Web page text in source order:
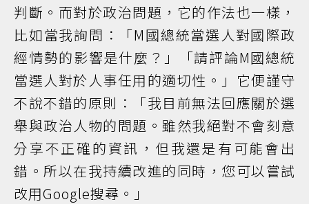
判斷。而對於政治問題，它的作法也一樣，
比如當我詢問：「M國總統當選人對國際政
經情勢的影響是什麼？」「請評論M國總統
當選人對於人事任用的適切性。」它便謹守
不說不錯的原則：「我目前無法回應關於選
舉與政治人物的問題。雖然我絕對不會刻意
分享不正確的資訊，但我還是有可能會出
錯。所以在我持續改進的同時，您可以嘗試
改用Google搜尋。」